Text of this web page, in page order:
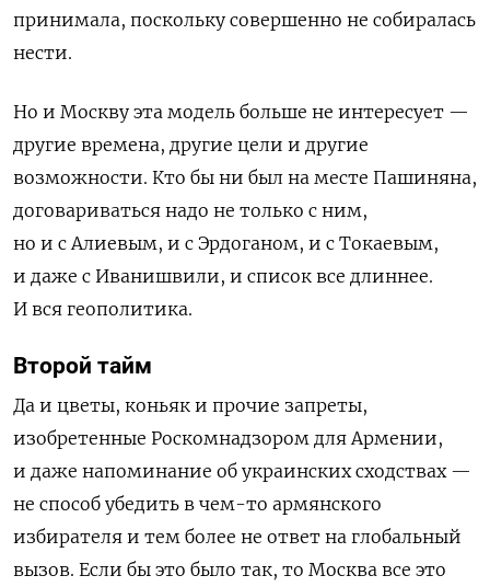
принимала, поскольку совершенно не собиралась
нести.
Но и Москву эта модель больше не интересует —
другие времена, другие цели и другие
возможности. Кто бы ни был на месте Пашиняна,
договариваться надо не только с ним,
но и с Алиевым, и с Эрдоганом, и с Токаевым,
и даже с Иванишвили, и список все длиннее.
И вся геополитика.
Второй тайм
Да и цветы, коньяк и прочие запреты,
изобретенные Роскомнадзором для Армении,
и даже напоминание об украинских сходствах —
не способ убедить в чем-то армянского
избирателя и тем более не ответ на глобальный
вызов. Если бы это было так, то Москва все это